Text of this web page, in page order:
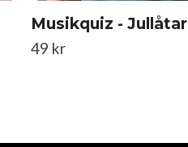
Musikquiz - Jullåtar
49 kr